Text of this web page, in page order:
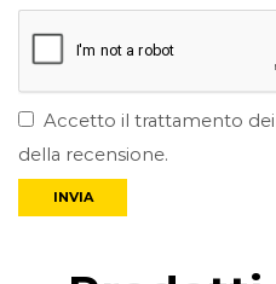
Accetto il trattamento dei
della recensione.